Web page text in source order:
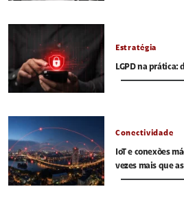
Estratégia
LGPD na prática:
Conectividade
IoT e conexões
vezes mais que